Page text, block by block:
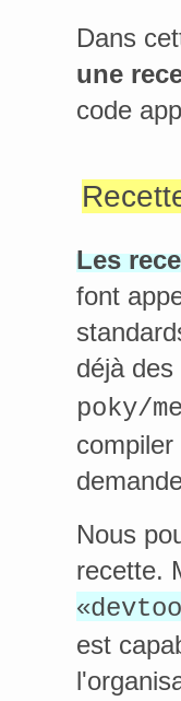
Dans
une
code
Les
font
déjà
poky/
Nous
recette.
«
est